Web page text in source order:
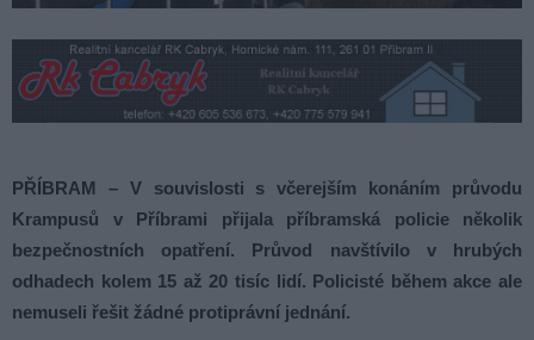
PŘÍBRAM – V souvislosti s včerejším konáním průvodu
Krampusů v Příbrami přijala příbramská policie několik
bezpečnostních opatření. Průvod navštívilo v hrubých
odhadech kolem 15 až 20 tisíc lidí. Policisté během akce ale
nemuseli řešit žádné protiprávní jednání.